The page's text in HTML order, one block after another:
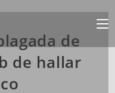
de
de hallar